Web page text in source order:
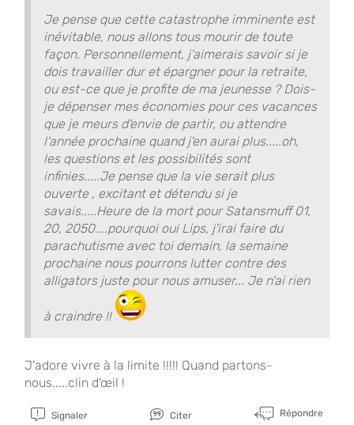
Je pense que cette catastrophe imminente est
inévitable, nous allons tous mourir de toute
façon. Personnellement, j'aimerais savoir si je
dois travailler dur et épargner pour la retraite,
ou est-ce que je profite de ma jeunesse ? Dois-
je dépenser mes économies pour ces vacances
que je meurs d'envie de partir, ou attendre
l'année prochaine quand j'en aurai plus.....oh,
les questions et les possibilités sont
infinies.....Je pense que la vie serait plus
ouverte , excitant et détendu si je
savais.....Heure de la mort pour Satansmuff 01,
20, 2050....pourquoi oui Lips, j'irai faire du
parachutisme avec toi demain, la semaine
prochaine nous pourrons lutter contre des
alligators juste pour nous amuser... Je n'ai rien
à craindre !!
J'adore vivre à la limite !!!!! Quand partons-
nous.....clin d'œil !
Signaler Citer Répondre